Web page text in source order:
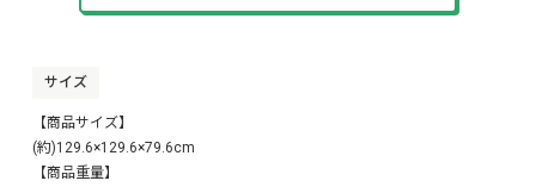
サイズ
【商品サイズ】
(約)129.6×129.6×79.6cm
【商品重量】